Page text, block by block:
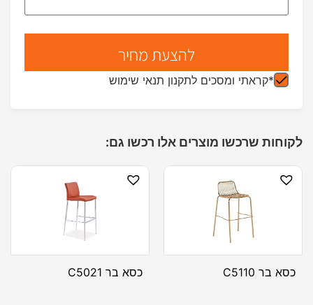
*קראתי ומסכים לתקנון תנאי שימוש
לקוחות שרכשו מוצרים אלו רכשו גם:
כסא בר C5110 כסא בר C5021